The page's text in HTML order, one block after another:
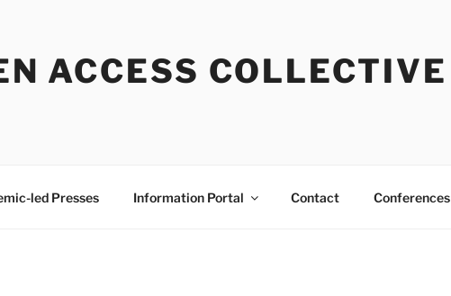
ACCESS COLLECTIVE
led Presses Information Portal Contact Conferences